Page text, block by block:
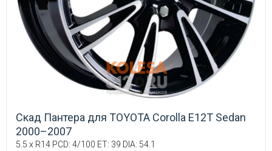
Скад Пантера для TOYOTA Corolla E12T Sedan
2000–2007
5.5 x R14 PCD: 4/100 ET: 39 DIA: 54.1